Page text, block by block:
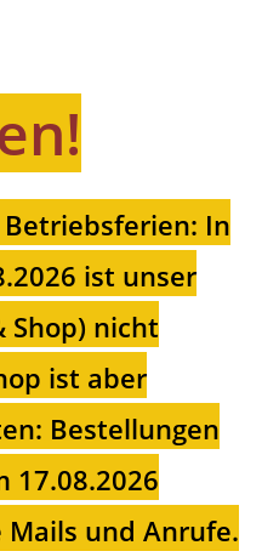
In
ist unser
Shop) nicht
ist aber
Bestellungen
17.08.2026
und Anrufe.